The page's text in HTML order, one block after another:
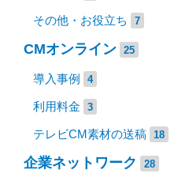
その他・お役立ち 7
CMオンライン 25
導入事例 4
利用料金 3
テレビCM素材の送稿 18
企業ネットワーク 28